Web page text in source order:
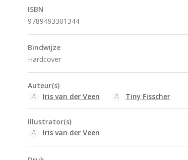
ISBN
9789493301344
Bindwijze
Hardcover
Auteur(s)
Iris van der Veen
Tiny Fisscher
Illustrator(s)
Iris van der Veen